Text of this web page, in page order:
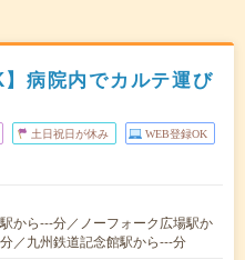
】病院内でカルテ運び
土日祝日が休み WEB登録OK
から---分／ノーフォーク広場駅か
／九州鉄道記念館駅から---分